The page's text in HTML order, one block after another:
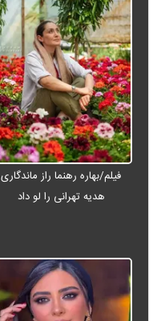
فیلم/بهاره رهنما راز ماندگاری
هدیه تهرانی را لو داد